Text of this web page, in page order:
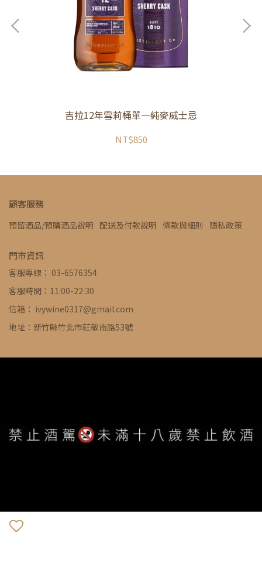
吉拉12年雪莉桶單一純麥威士忌
NT$850
顧客服務
預留酒品/預購酒品說明 配送及付款說明 條款與細則 隱私政策
門市資訊
客服專線： 03-6576354
客服時間：11:00-22:30
信箱： ivywine0317@gmail.com
地址：新竹縣竹北市莊敬南路53號